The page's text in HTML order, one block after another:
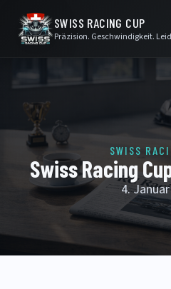
SWISS RACING CUP
Präzision. Geschwindigkeit.
SWISS
Swiss Racing
4.